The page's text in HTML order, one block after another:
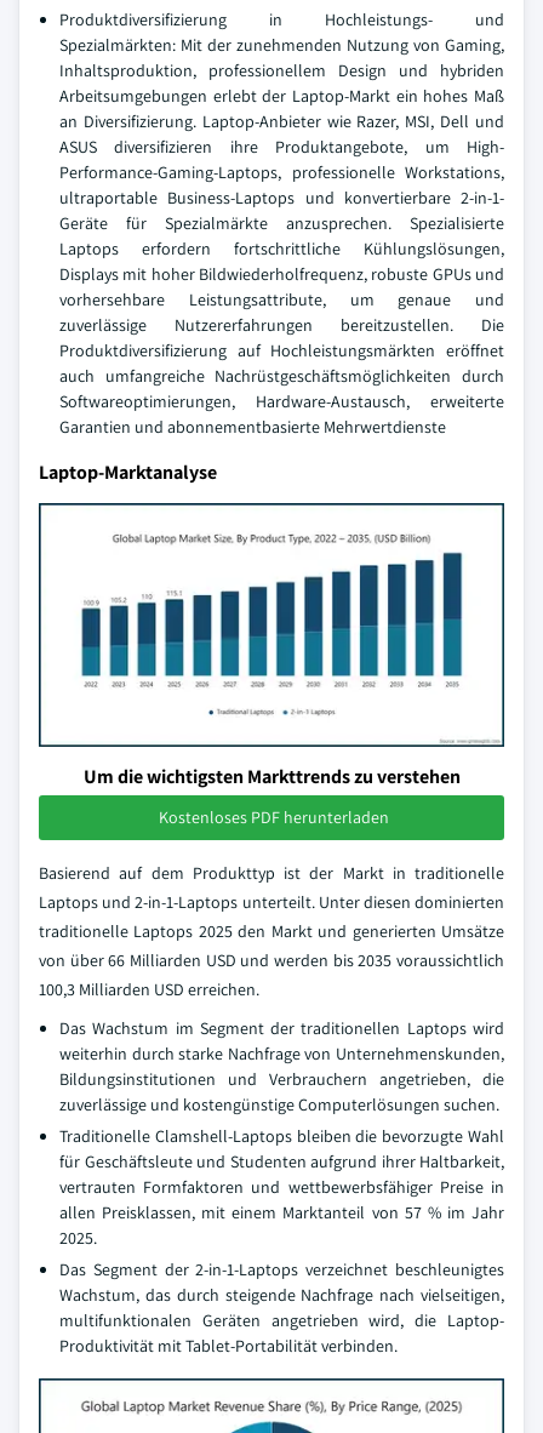
Produktdiversifizierung in Hochleistungs- und
Spezialmärkten: Mit der zunehmenden Nutzung von Gaming,
Inhaltsproduktion, professionellem Design und hybriden
Arbeitsumgebungen erlebt der Laptop-Markt ein hohes Maß
an Diversifizierung. Laptop-Anbieter wie Razer, MSI, Dell und
ASUS diversifizieren ihre Produktangebote, um High-
Performance-Gaming-Laptops, professionelle Workstations,
ultraportable Business-Laptops und konvertierbare 2-in-1-
Geräte für Spezialmärkte anzusprechen. Spezialisierte
Laptops erfordern fortschrittliche Kühlungslösungen,
Displays mit hoher Bildwiederholfrequenz, robuste GPUs und
vorhersehbare Leistungsattribute, um genaue und
zuverlässige Nutzererfahrungen bereitzustellen. Die
Produktdiversifizierung auf Hochleistungsmärkten eröffnet
auch umfangreiche Nachrüstgeschäftsmöglichkeiten durch
Softwareoptimierungen, Hardware-Austausch, erweiterte
Garantien und abonnementbasierte Mehrwertdienste
Laptop-Marktanalyse
Um die wichtigsten Markttrends zu verstehen
Kostenloses PDF herunterladen
Basierend auf dem Produkttyp ist der Markt in traditionelle
Laptops und 2-in-1-Laptops unterteilt. Unter diesen dominierten
traditionelle Laptops 2025 den Markt und generierten Umsätze
von über 66 Milliarden USD und werden bis 2035 voraussichtlich
100,3 Milliarden USD erreichen.
Das Wachstum im Segment der traditionellen Laptops wird
weiterhin durch starke Nachfrage von Unternehmenskunden,
Bildungsinstitutionen und Verbrauchern angetrieben, die
zuverlässige und kostengünstige Computerlösungen suchen.
Traditionelle Clamshell-Laptops bleiben die bevorzugte Wahl
für Geschäftsleute und Studenten aufgrund ihrer Haltbarkeit,
vertrauten Formfaktoren und wettbewerbsfähiger Preise in
allen Preisklassen, mit einem Marktanteil von 57 % im Jahr
2025.
Das Segment der 2-in-1-Laptops verzeichnet beschleunigtes
Wachstum, das durch steigende Nachfrage nach vielseitigen,
multifunktionalen Geräten angetrieben wird, die Laptop-
Produktivität mit Tablet-Portabilität verbinden.